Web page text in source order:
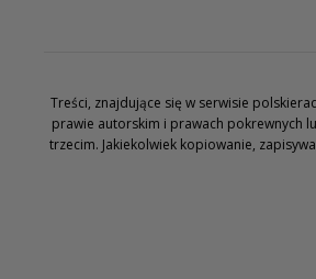
Treści, znajdujące się w serwisie
prawie autorskim i prawach pokrewnych
trzecim. Jakiekolwiek kopiowanie,